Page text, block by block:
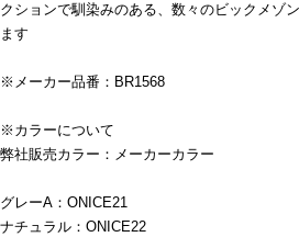
クションで馴染みのある、数々のビックメゾ
ます
※メーカー品番：BR1568
※カラーについて
弊社販売カラー：メーカーカラー
グレーA：ONICE21
ナチュラル：ONICE22